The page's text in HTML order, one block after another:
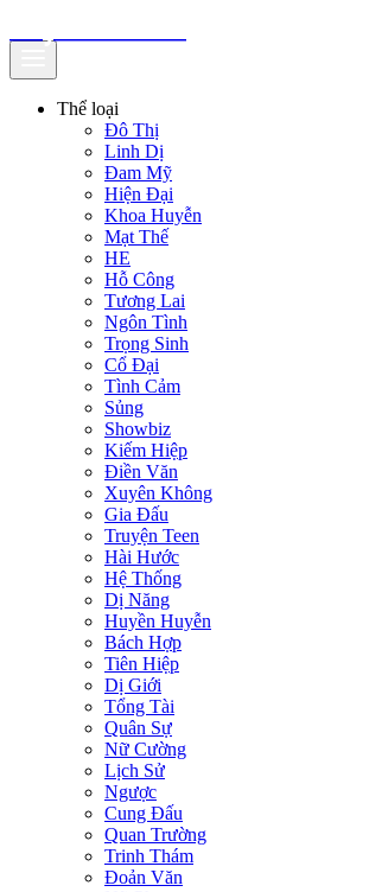
Thể loại
Đô Thị
Linh Dị
Đam Mỹ
Hiện Đại
Khoa Huyễn
Mạt Thế
HE
Hỗ Công
Tương Lai
Ngôn Tình
Trọng Sinh
Cổ Đại
Tình Cảm
Sủng
Showbiz
Kiếm Hiệp
Điền Văn
Xuyên Không
Gia Đấu
Truyện Teen
Hài Hước
Hệ Thống
Dị Năng
Huyền Huyễn
Bách Hợp
Tiên Hiệp
Dị Giới
Tổng Tài
Quân Sự
Nữ Cường
Lịch Sử
Ngược
Cung Đấu
Quan Trường
Trinh Thám
Đoản Văn